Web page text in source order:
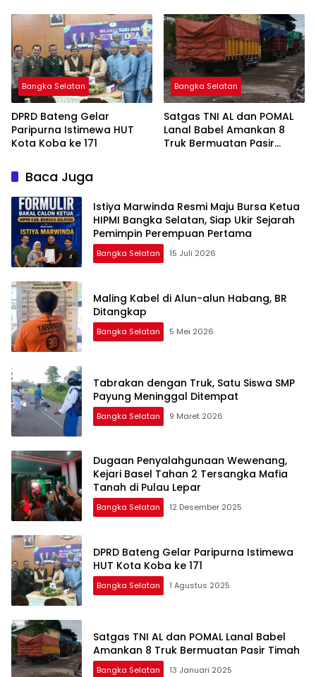
Bangka Selatan
DPRD Bateng Gelar
Paripurna Istimewa HUT
Kota Koba ke 171
Bangka Selatan
Satgas TNI AL dan POMAL
Lanal Babel Amankan 8
Truk Bermuatan Pasir
Baca Juga
Istiya Marwinda Resmi Maju Bursa Ketua
HIPMI Bangka Selatan, Siap Ukir Sejarah
Pemimpin Perempuan Pertama
Bangka Selatan 15 Juli 2026
Maling Kabel di Alun-alun Habang, BR
Ditangkap
Bangka Selatan 5 Mei 2026
Tabrakan dengan Truk, Satu Siswa SMP
Payung Meninggal Ditempat
Bangka Selatan 9 Maret 2026
Dugaan Penyalahgunaan Wewenang,
Kejari Basel Tahan 2 Tersangka Mafia
Tanah di Pulau Lepar
Bangka Selatan 12 Desember 2025
DPRD Bateng Gelar Paripurna Istimewa
HUT Kota Koba ke 171
Bangka Selatan 1 Agustus 2025
Satgas TNI AL dan POMAL Lanal Babel
Amankan 8 Truk Bermuatan Pasir Timah
Bangka Selatan 13 Januari 2025